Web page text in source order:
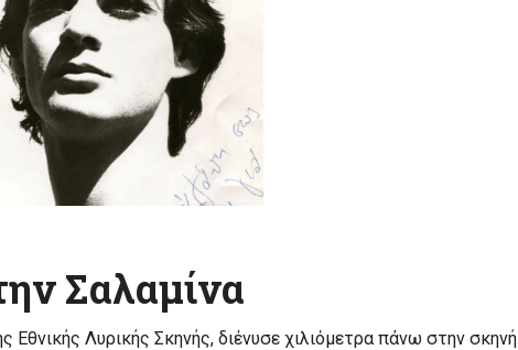
Σαλαμίνα
Λυρικής Σκηνής, διένυσε χιλιόμετρα πάνω στην σκηνή